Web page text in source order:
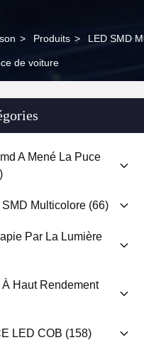
> Produits > LED SMD
de voiture
A Mené La Puce
SMD Multicolore (66)
Par La Lumière
À Haut Rendement
LED COB (158)